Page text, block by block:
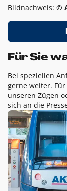
Bildnachweis: ©
Für Sie
Bei speziellen
gerne weiter.
unseren Zügen
sich an die